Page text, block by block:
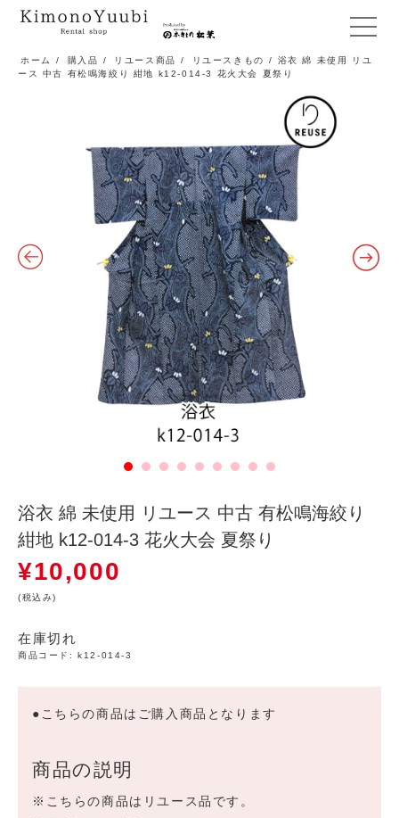
メ
ニ
ホーム / 購入品 / リユース商品 / リユースきもの
/ 浴衣 綿 未使用 リユ
ース 中古 有松鳴海絞り 紺地 k12-014-3 花火大会 夏祭り
浴衣 綿 未使用 リユース 中古 有松鳴海絞り
紺地 k12-014-3 花火大会 夏祭り
¥10,000
(税込み)
在庫切れ
商品コード:k12-014-3
●こちらの商品はご購入商品となります
商品の説明
※こちらの商品はリユース品です。